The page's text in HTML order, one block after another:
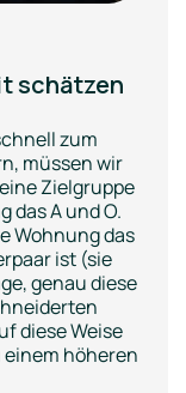
schätzen
zum
müssen wir
Zielgruppe
das A und O.
Wohnung das
ist (sie
genau diese
diese Weise
höheren